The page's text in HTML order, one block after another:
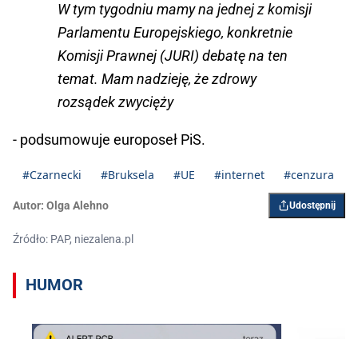
W tym tygodniu mamy na jednej z komisji
Parlamentu Europejskiego, konkretnie
Komisji Prawnej (JURI) debatę na ten
temat. Mam nadzieję, że zdrowy
rozsądek zwycięży
- podsumowuje europoseł PiS.
#Czarnecki #Bruksela #UE #internet #cenzura
Autor: Olga Alehno Udostępnij
Źródło: PAP, niezalena.pl
HUMOR